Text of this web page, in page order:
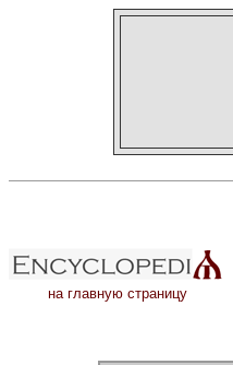
на главную страницу